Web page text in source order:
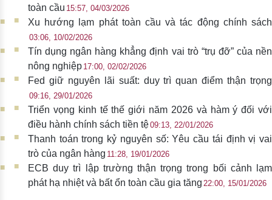
toàn cầu 15:57, 04/03/2026
Xu hướng lạm phát toàn cầu và tác động chính sách
03:06, 10/02/2026
Tín dụng ngân hàng khẳng định vai trò “trụ đỡ” của nền
nông nghiệp 17:00, 02/02/2026
Fed giữ nguyên lãi suất: duy trì quan điểm thận trọng
09:16, 29/01/2026
Triển vọng kinh tế thế giới năm 2026 và hàm ý đối với
điều hành chính sách tiền tệ09:13, 22/01/2026
Thanh toán trong kỷ nguyên số: Yêu cầu tái định vị vai
trò của ngân hàng 11:28, 19/01/2026
ECB duy trì lập trường thận trọng trong bối cảnh lạm
phát hạ nhiệt và bất ổn toàn cầu gia tăng 22:00, 15/01/2026